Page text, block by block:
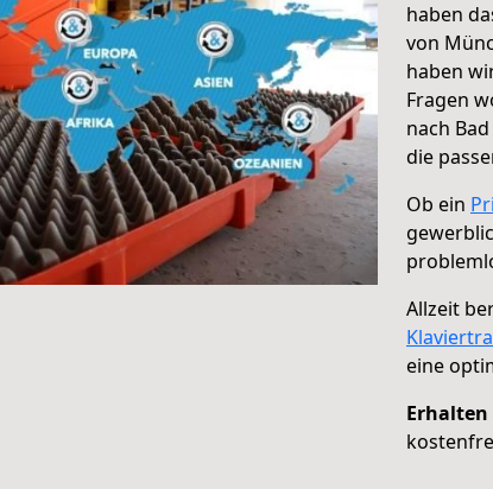
haben
von
haben
Fragen
nach
die
Ob ein
Allzeit
eine
Erhalten